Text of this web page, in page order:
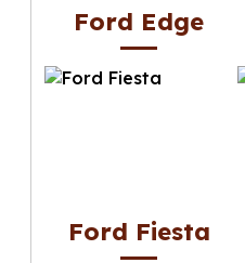
Ford Edge
Ford Fiesta